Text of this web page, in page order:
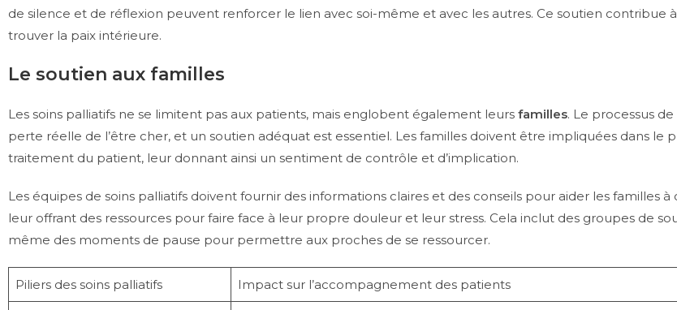
de silence et de réflexion peuvent renforcer le lien avec soi-même et avec les autres. Ce soutien contribue
trouver la paix intérieure.
Le soutien aux familles
Les soins palliatifs ne se limitent pas aux patients, mais englobent également leurs familles. Le processus
perte réelle de l’être cher, et un soutien adéquat est essentiel. Les familles doivent être impliquées dans le
traitement du patient, leur donnant ainsi un sentiment de contrôle et d’implication.
Les équipes de soins palliatifs doivent fournir des informations claires et des conseils pour aider les familles
leur offrant des ressources pour faire face à leur propre douleur et leur stress. Cela inclut des groupes de
même des moments de pause pour permettre aux proches de se ressourcer.
Piliers des soins palliatifs Impact sur l’accompagnement des patients